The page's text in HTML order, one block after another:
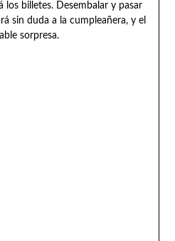
los billetes. Desembalar y pasar
sin duda a la cumpleañera, y el
sorpresa.